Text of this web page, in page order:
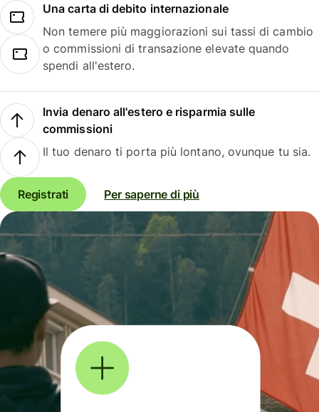
Una carta di debito internazionale
Non temere più maggiorazioni sui tassi di cambio
o commissioni di transazione elevate quando
spendi all'estero.
Invia denaro all'estero e risparmia sulle
commissioni
Il tuo denaro ti porta più lontano, ovunque tu sia.
Registrati Per saperne di più